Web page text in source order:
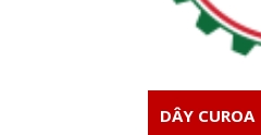
DÂY CUROA